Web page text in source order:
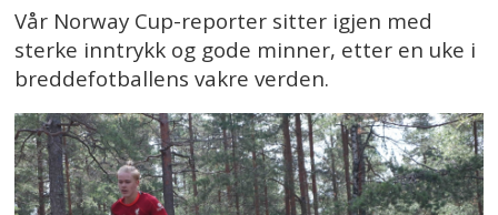
Vår Norway Cup-reporter sitter igjen med
sterke inntrykk og gode minner, etter en uke i
breddefotballens vakre verden.